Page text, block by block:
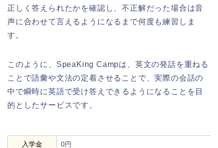
正しく答えられたかを確認し、不正解だった場合は音
声に合わせて言えるようになるまで何度も練習しま
す。
このように、SpeaKing Campは、英文の発話を重ねる
ことで語彙や文法の定着させることで、実際の会話の
中で瞬時に英語で受け答えできるようになることを目
的としたサービスです。
入学金 0円